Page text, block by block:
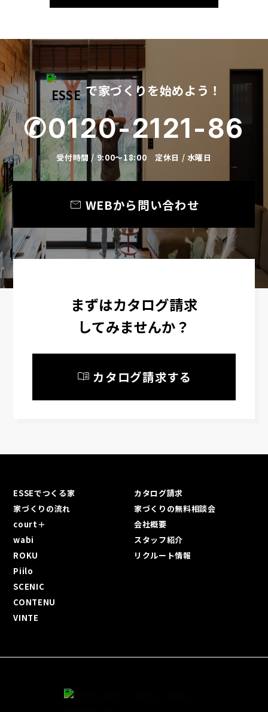
で家づくりを始めよう！
✆0120-2121-86
受付時間 / 9:00～18:00 定休日 / 水曜日
mail WEBから問い合わせ
まずはカタログ請求
してみませんか？
menu_book カタログ請求する
ESSEでつくる家
家づくりの流れ
court＋
wabi
ROKU
Piilo
SCENIC
CONTENU
VINTE
カタログ請求
家づくりの無料相談会
会社概要
スタッフ紹介
リクルート情報